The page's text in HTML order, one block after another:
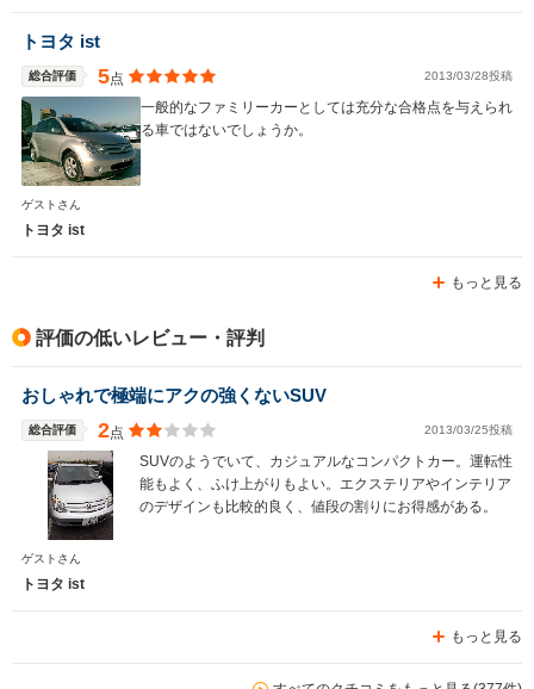
トヨタ ist
総合評価 5点 2013/03/28投稿
一般的なファミリーカーとしては充分な合格点を与えられ
る車ではないでしょうか。
ゲストさん
トヨタ ist
もっと見る
評価の低いレビュー・評判
おしゃれで極端にアクの強くないSUV
総合評価 2点 2013/03/25投稿
SUVのようでいて、カジュアルなコンパクトカー。運転性
能もよく、ふけ上がりもよい。エクステリアやインテリア
のデザインも比較的良く、値段の割りにお得感がある。
ゲストさん
トヨタ ist
もっと見る